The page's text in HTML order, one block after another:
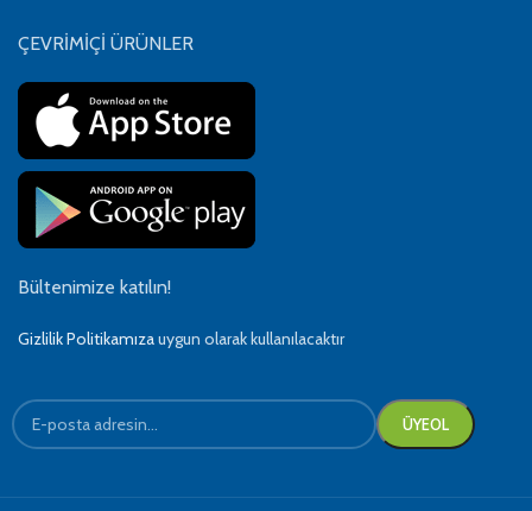
ÇEVRİMİÇİ ÜRÜNLER
Bültenimize katılın!
Gizlilik Politikamızauygun olarak kullanılacaktır